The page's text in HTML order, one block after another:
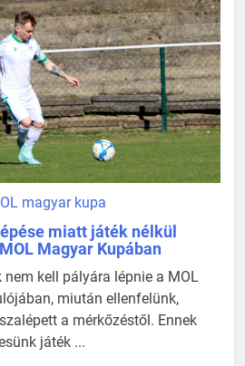
magyar kupa
miatt játék nélkül
Magyar Kupában
kell pályára lépnie a MOL
miután ellenfelünk,
a mérkőzéstől. Ennek
játék ...